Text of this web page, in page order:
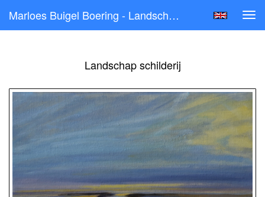
Marloes Buigel Boering - Landschap Schilderij
Landschap schilderij